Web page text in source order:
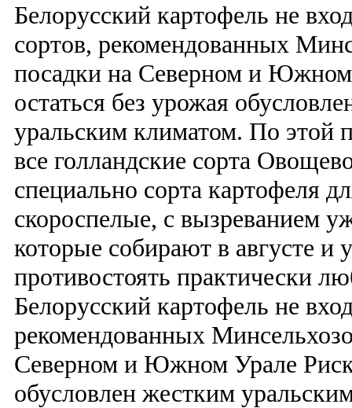
Белорусский картофель не
сортов, рекомендованных
посадки на Северном и
остаться без урожая
уральским климатом. По этой
все голландские сорта
специально сорта картофеля
скороспелые, с вызреванием
которые собирают в августе и
противостоять практически
Белорусский картофель не
рекомендованных
Северном и Южном Урале Риск
обусловлен жестким